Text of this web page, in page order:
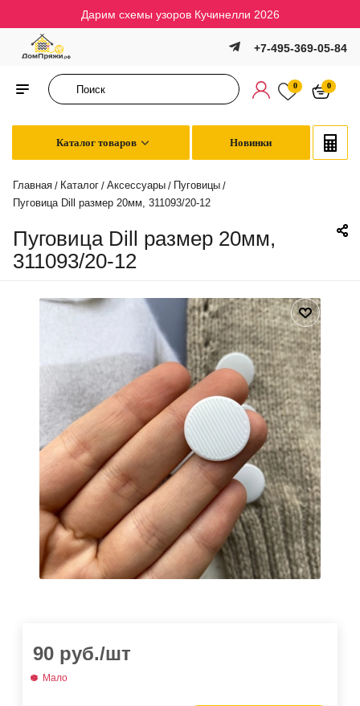
Дарим схемы узоров Кучинелли 2026
+7-495-369-05-84
0 0
Каталог товаров Новинки
Главная / Каталог / Аксессуары / Пуговицы /
Пуговица Dill размер 20мм, 311093/20-12
Пуговица Dill размер 20мм,
311093/20-12
90 руб./шт
Мало